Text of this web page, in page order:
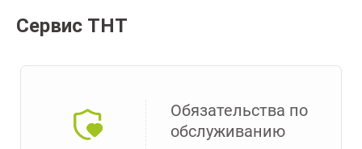
Сервис THT
Обязательства по
обслуживанию